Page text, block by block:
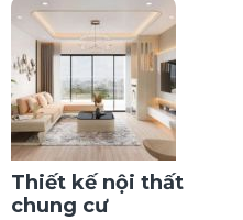
Thiết kế nội thất
chung cư